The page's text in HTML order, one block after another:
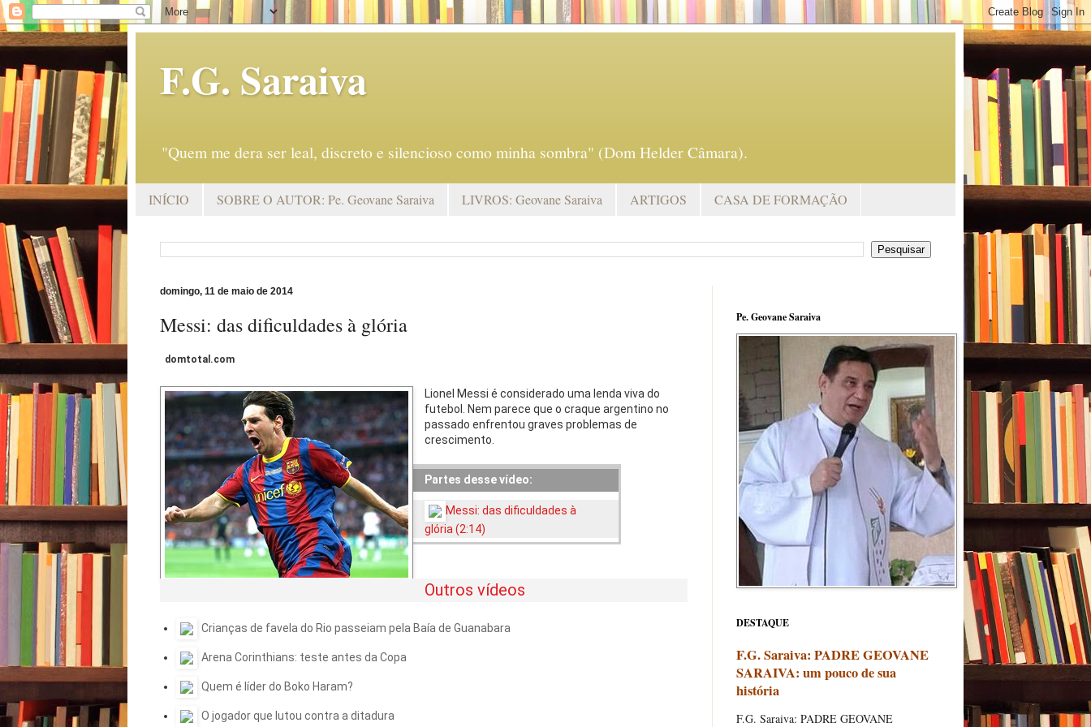
F.G. Saraiva
"Quem me dera ser leal, discreto e silencioso como minha sombra" (Dom Helder Câmara).
INÍCIO SOBRE O AUTOR: Pe. Geovane Saraiva LIVROS: Geovane Saraiva ARTIGOS CASA DE FORMAÇÃO
domingo, 11 de maio de 2014
Messi: das dificuldades à glória
domtotal.com
Lionel Messi é considerado uma lenda viva do
futebol. Nem parece que o craque argentino no
passado enfrentou graves problemas de
crescimento.
Partes desse vídeo:
Messi: das dificuldades à
glória (2:14)
Outros vídeos
Crianças de favela do Rio passeiam pela Baía de Guanabara
Arena Corinthians: teste antes da Copa
Quem é líder do Boko Haram?
O jogador que lutou contra a ditadura
Pe. Geovane Saraiva
DESTAQUE
F.G. Saraiva: PADRE GEOVANE
SARAIVA: um pouco de sua
história
F.G. Saraiva: PADRE GEOVANE